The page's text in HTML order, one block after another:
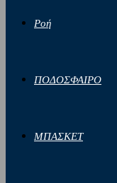
Ροή
ΠΟΔΟΣΦΑΙΡΟ
ΜΠΑΣΚΕΤ